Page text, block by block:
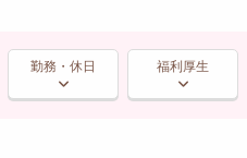
勤務・休日 福利厚生